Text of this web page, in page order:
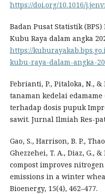
https://doi.org/10.1016/
Badan Pusat Statistik
Kubu Raya dalam angka
https://
kubu-raya-dalam-angka-
Febrianti, P., Pitaloka, N., &
tanaman kedelai
terhadap dosis pupuk
sawit. Jurnal Ilmiah Res-
Gao, S., Harrison, B. P.,
Ghezzehei, T. A., Diaz, G.,
compost improves
emissions in a winter
Bioenergy, 15(4), 462–477.